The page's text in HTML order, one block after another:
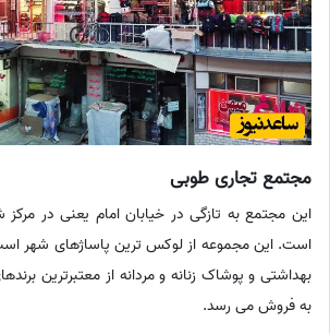
مجتمع تجاری طوبی
این مجتمع به تازگی در خیابان امام یعنی در
است. این مجموعه از لوکس ترین پاساژهای شهر است
بهداشتی و پوشاک زنانه و مردانه از معتبرترین
به فروش می رسد.